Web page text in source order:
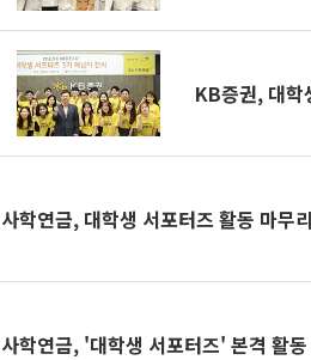
KB증권, 대학
사학연금, 대학생 서포터즈 활동 마무리
사학연금, '대학생 서포터즈' 본격 활동